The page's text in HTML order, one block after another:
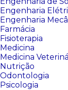
Engenharia
Engenharia
Farmácia
Fisioterapia
Medicina
Medicina
Nutrição
Odontologia
Psicologia